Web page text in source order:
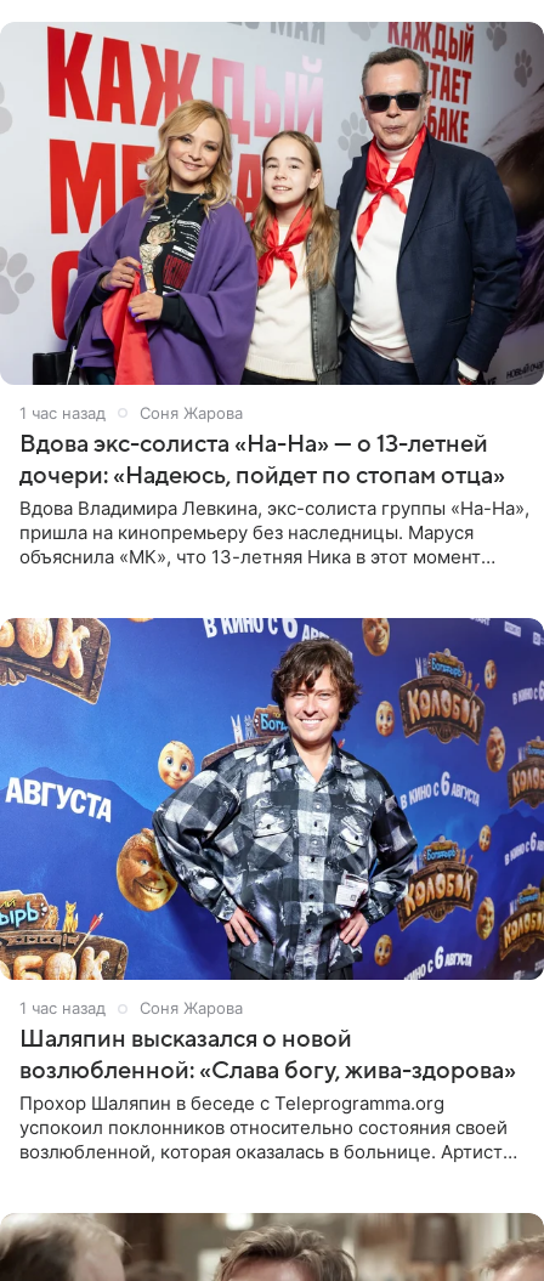
1 час назад Соня Жарова
Вдова экс-солиста «На-На» — о 13-летней
дочери: «Надеюсь, пойдет по стопам отца»
Вдова Владимира Левкина, экс-солиста группы «На-На»,
пришла на кинопремьеру без наследницы. Маруся
объяснила «МК», что 13-летняя Ника в этот момент
1 час назад Соня Жарова
Шаляпин высказался о новой
возлюбленной: «Слава богу, жива-здорова»
Прохор Шаляпин в беседе с Teleprogramma.org
успокоил поклонников относительно состояния своей
возлюбленной, которая оказалась в больнице. Артист